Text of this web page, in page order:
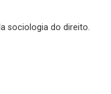
sociologia do direito.